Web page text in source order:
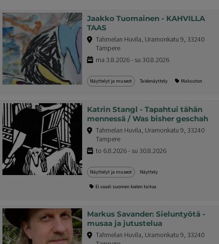
Jaakko Tuomainen - KAHVILLA
TAAS
Tahmelan Huvila, Uramonkatu 9, 33240
Tampere
ma 3.8.2026 - su 30.8.2026
Näyttelyt ja museot Taidenäyttely Maksuton
Katrin Stangl - Tapahtui tähän
mennessä / Was bisher geschah
Tahmelan Huvila, Uramonkatu 9, 33240
Tampere
to 6.8.2026 - su 30.8.2026
Näyttelyt ja museot Näyttely
Ei vaadi suomen kielen taitoa
Markus Savander: Sieluntyötä -
musaa ja jutustelua
Tahmelan Huvila, Uramonkatu 9, 33240